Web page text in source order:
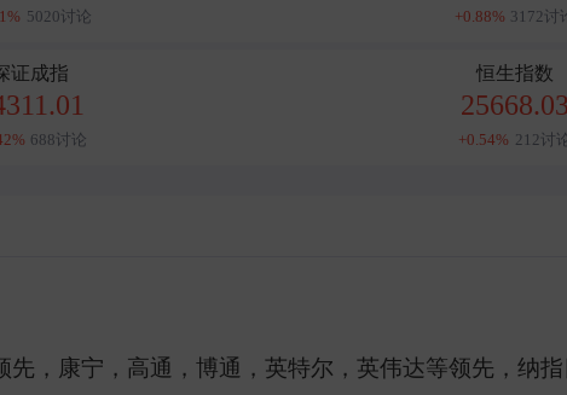
5020讨论 +0.88% 3172讨
证成指
688讨论
恒生指数
25668.03
+0.54% 212讨
先，康宁，高通，博通，英特尔，英伟达等领先，纳指